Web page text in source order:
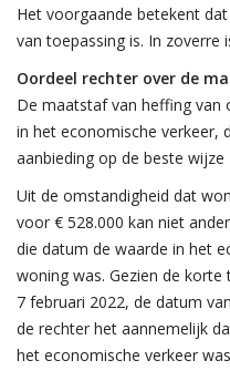
Het voorgaande betekent
van toepassing is. In zoverre
Oordeel rechter over de
De maatstaf van heffing van
in het economische verkeer,
aanbieding op de beste wijze
Uit de omstandigheid dat
voor € 528.000 kan niet
die datum de waarde in het
woning was. Gezien de
7 februari 2022, de datum
de rechter het aannemelijk
het economische verkeer